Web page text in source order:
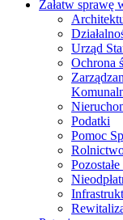
Załatw sprawę
Urząd
Ochrona
Podatki
Pomoc